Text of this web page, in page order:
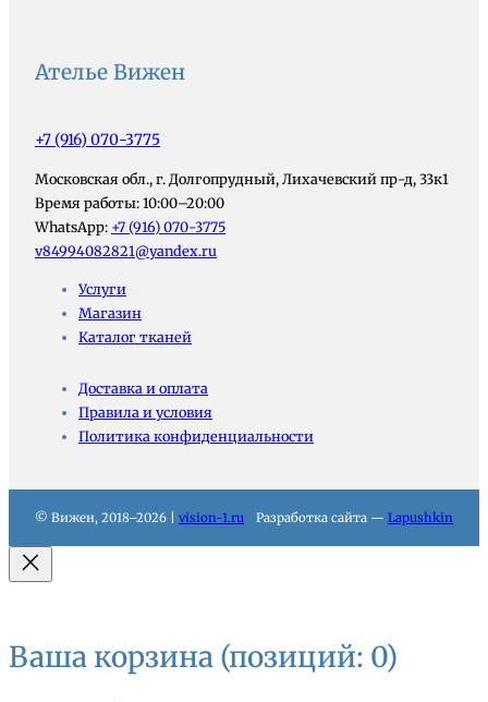
Ателье Вижен
+7 (916) 070-3775
Московская обл., г. Долгопрудный, Лихачевский пр-д, 33к1
Время работы: 10:00–20:00
WhatsApp: +7 (916) 070-3775
v84994082821@yandex.ru
Услуги
Магазин
Каталог тканей
Доставка и оплата
Правила и условия
Политика конфиденциальности
© Вижен, 2018–2026 | vision-1.ru Разработка сайта — Lapushkin
Ваша корзина (позиций: 0)